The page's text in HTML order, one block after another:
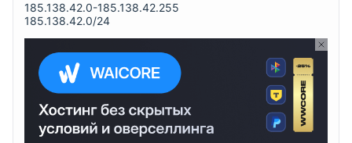
185.138.42.0-185.138.42.255
185.138.42.0/24